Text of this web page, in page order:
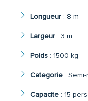
Longueur: 8 m
Largeur: 3 m
Poids: 1500 kg
Categorie:
Capacite: 15